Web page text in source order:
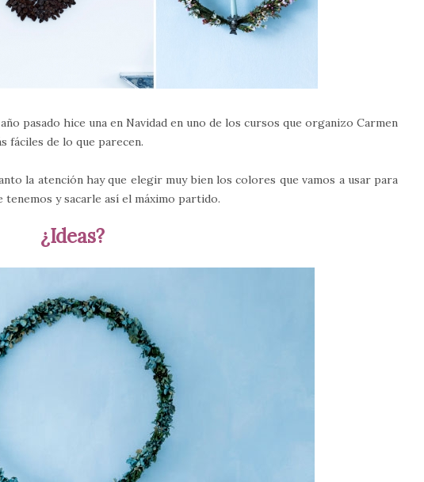
pasado hice una en Navidad en uno de los cursos que organizo Carmen
fáciles de lo que parecen.
la atención hay que elegir muy bien los colores que vamos a usar para
y sacarle así el máximo partido.
¿Ideas?